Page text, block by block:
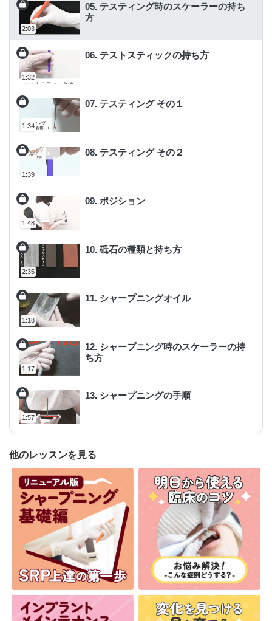
2:03
05. テスティング時のスケーラーの持ち
方
1:32
06. テストスティックの持ち方
1:34
07. テスティング その１
1:39
08. テスティング その２
1:48
09. ポジション
2:35
10. 砥石の種類と持ち方
1:18
11. シャープニングオイル
1:17
12. シャープニング時のスケーラーの持
ち方
1:57
13. シャープニングの手順
他のレッスンを見る